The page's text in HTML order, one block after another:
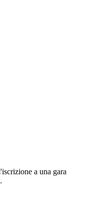
a una gara